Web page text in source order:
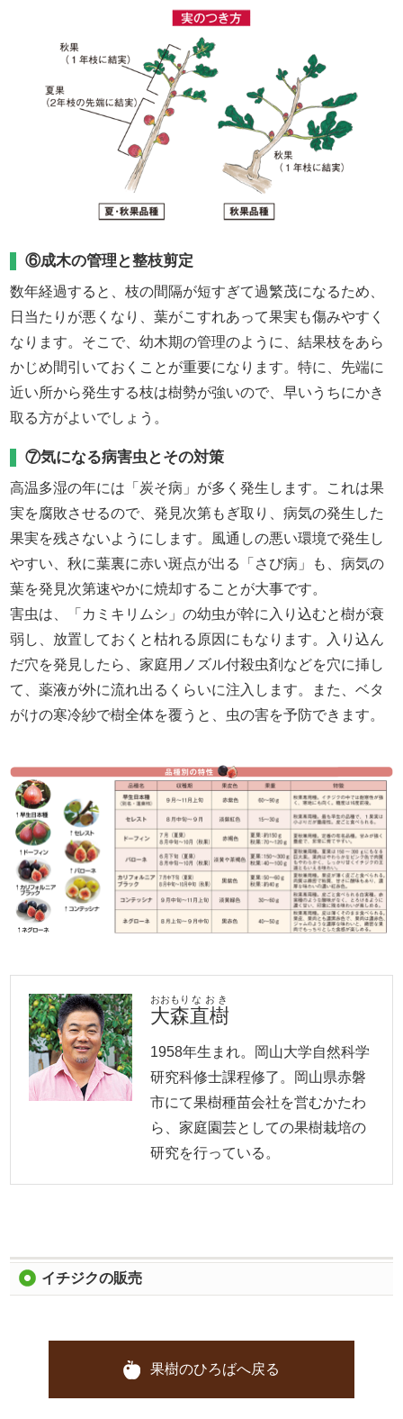
⑥成木の管理と整枝剪定
数年経過すると、枝の間隔が短すぎて過繁茂になるため、
日当たりが悪くなり、葉がこすれあって果実も傷みやすく
なります。そこで、幼木期の管理のように、結果枝をあら
かじめ間引いておくことが重要になります。特に、先端に
近い所から発生する枝は樹勢が強いので、早いうちにかき
取る方がよいでしょう。
⑦気になる病害虫とその対策
高温多湿の年には「炭そ病」が多く発生します。これは果
実を腐敗させるので、発見次第もぎ取り、病気の発生した
果実を残さないようにします。風通しの悪い環境で発生し
やすい、秋に葉裏に赤い斑点が出る「さび病」も、病気の
葉を発見次第速やかに焼却することが大事です。
害虫は、「カミキリムシ」の幼虫が幹に入り込むと樹が衰
弱し、放置しておくと枯れる原因にもなります。入り込ん
だ穴を発見したら、家庭用ノズル付殺虫剤などを穴に挿し
て、薬液が外に流れ出るくらいに注入します。また、ベタ
がけの寒冷紗で樹全体を覆うと、虫の害を予防できます。
大森
おおもり
直樹
なおき
1958年生まれ。岡山大学自然科学
研究科修士課程修了。岡山県赤磐
市にて果樹種苗会社を営むかたわ
ら、家庭園芸としての果樹栽培の
研究を行っている。
イチジクの販売
果樹のひろばへ戻る